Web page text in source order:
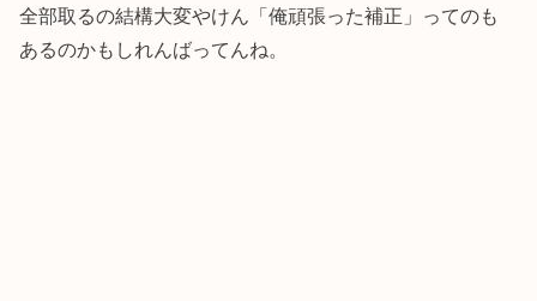
全部取るの結構大変やけん「俺頑張った補正」ってのも
あるのかもしれんばってんね。